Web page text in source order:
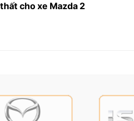
được cố định vào một tấm
cho hệ thống điện . Loa
cho xe Mazda 2